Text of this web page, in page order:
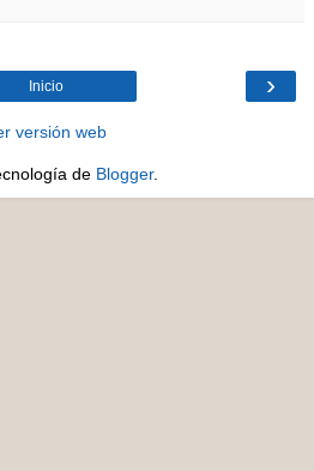
›
Inicio
versión web
de Blogger.